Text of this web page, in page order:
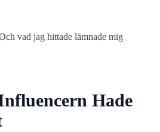
vad jag hittade lämnade mig
Hade